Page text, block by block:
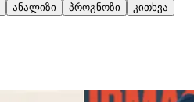
ანალიზი პროგნოზი კითხვა